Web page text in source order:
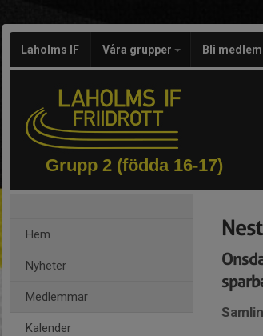
Laholms IF Våra grupper Bli medlem
Grupp 2 (födda 16-17)
Hem
Nyheter
Medlemmar
Kalender